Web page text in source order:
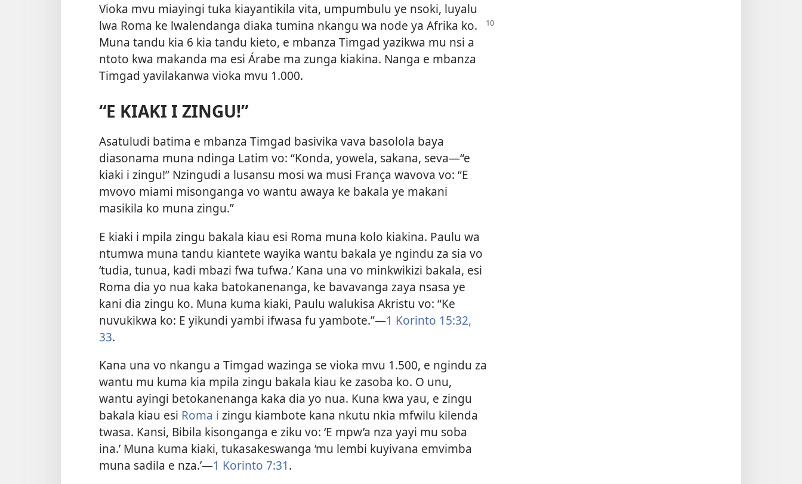
Vioka mvu miayingi tuka kiayantikila vita, umpumbulu ye nsoki, luyalu
lwa Roma ke lwalendanga diaka tumina nkangu wa node ya Afrika ko.
Muna tandu kia 6 kia tandu kieto, e mbanza Timgad yazikwa mu nsi a
ntoto kwa makanda ma esi Árabe ma zunga kiakina. Nanga e mbanza
Timgad yavilakanwa vioka mvu 1.000.
“E KIAKI I ZINGU!”
Asatuludi batima e mbanza Timgad basivika vava basolola baya
diasonama muna ndinga Latim vo: “Konda, yowela, sakana, seva​—“e
kiaki i zingu!” Nzingudi a lusansu mosi wa musi França wavova vo: “E
mvovo miami misonganga vo wantu awaya ke bakala ye makani
masikila ko muna zingu.”
E kiaki i mpila zingu bakala kiau esi Roma muna kolo kiakina. Paulu wa
ntumwa muna tandu kiantete wayika wantu bakala ye ngindu za sia vo
‘tudia, tunua, kadi mbazi fwa tufwa.’ Kana una vo minkwikizi bakala, esi
Roma dia yo nua kaka batokanenanga, ke bavavanga zaya nsasa ye
kani dia zingu ko. Muna kuma kiaki, Paulu walukisa Akristu vo: “Ke
nuvukikwa ko: E yikundi yambi ifwasa fu yambote.”​—1 Korinto 15:32,
33.
Kana una vo nkangu a Timgad wazinga se vioka mvu 1.500, e ngindu za
wantu mu kuma kia mpila zingu bakala kiau ke zasoba ko. O unu,
wantu ayingi betokanenanga kaka dia yo nua. Kuna kwa yau, e zingu
bakala kiau esi Roma i zingu kiambote kana nkutu nkia mfwilu kilenda
twasa. Kansi, Bibila kisonganga e ziku vo: ‘E mpw’a nza yayi mu soba
ina.’ Muna kuma kiaki, tukasakeswanga ‘mu lembi kuyivana emvimba
muna sadila e nza.’—1 Korinto 7:31.